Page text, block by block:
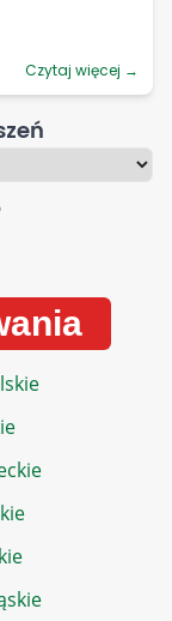
Czytaj więcej →